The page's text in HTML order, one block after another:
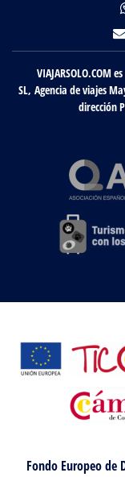
VIAJARSOLO.COM
SL, Agencia de viajes
dirección
Fondo Europeo de